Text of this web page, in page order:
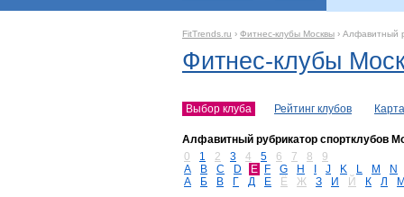
FitTrends.ru › Фитнес-клубы Москвы › Алфавитный
Фитнес-клубы
Выбор клуба Рейтинг клубов
Алфавитный рубрикатор спортклубов
0
1 2 3 4 5 6 7 8
9
A
B C D E F G H I J K L M N
А
Б В Г Д Е Ё Ж З И Й К Л М